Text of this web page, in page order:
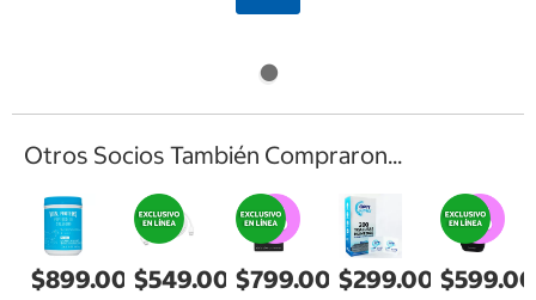
Otros Socios También Compraron...
$899.00 $549.00 $799.00 $299.00 $599.00